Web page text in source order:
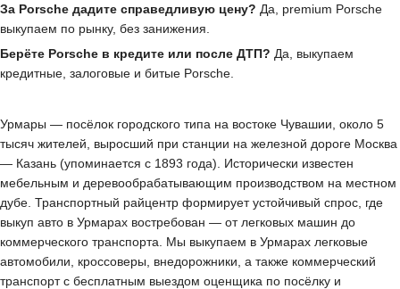
За Porsche дадите справедливую цену? Да, premium Porsche
выкупаем по рынку, без занижения.
Берёте Porsche в кредите или после ДТП? Да, выкупаем
кредитные, залоговые и битые Porsche.
Урмары — посёлок городского типа на востоке Чувашии, около 5
тысяч жителей, выросший при станции на железной дороге Москва
— Казань (упоминается с 1893 года). Исторически известен
мебельным и деревообрабатывающим производством на местном
дубе. Транспортный райцентр формирует устойчивый спрос, где
выкуп авто в Урмарах востребован — от легковых машин до
коммерческого транспорта. Мы выкупаем в Урмарах легковые
автомобили, кроссоверы, внедорожники, а также коммерческий
транспорт с бесплатным выездом оценщика по посёлку и